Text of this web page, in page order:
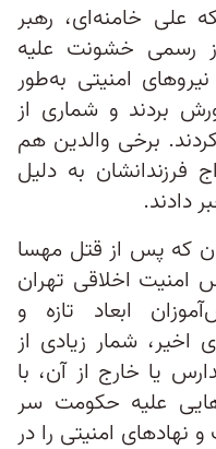
علی خامنه‌ای، رهبر
رسمی خشونت علیه
امنیتی به‌طور
بردند و شماری از
برخی والدین هم
فرزندانشان به دلیل
دادند.
که پس از قتل مهسا
امنیت اخلاقی تهران
ابعاد تازه و
اخیر، شمار زیادی از
یا خارج از آن، با
علیه حکومت سر
امنیتی را در